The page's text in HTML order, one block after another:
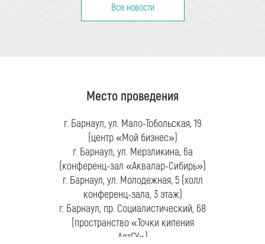
Все новости
Место проведения
г. Барнаул, ул. Мало-Тобольская, 19
(центр «Мой бизнес»)
г. Барнаул, ул. Мерзликина, 6а
(конференц-зал «Аквалар-Сибирь»)
г. Барнаул, ул. Молодежная, 5 (холл
конференц-зала, 3 этаж)
г. Барнаул, пр. Социалистический, 68
(пространство «Точки кипения
АлтГУ»)